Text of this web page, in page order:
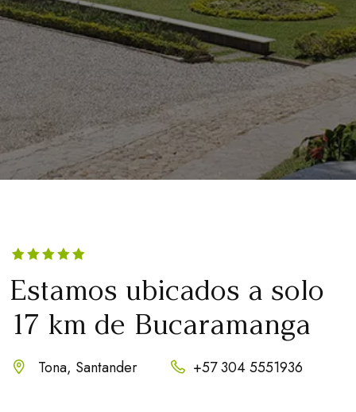
Estamos ubicados a solo
17 km de Bucaramanga
Tona, Santander +57 304 5551936